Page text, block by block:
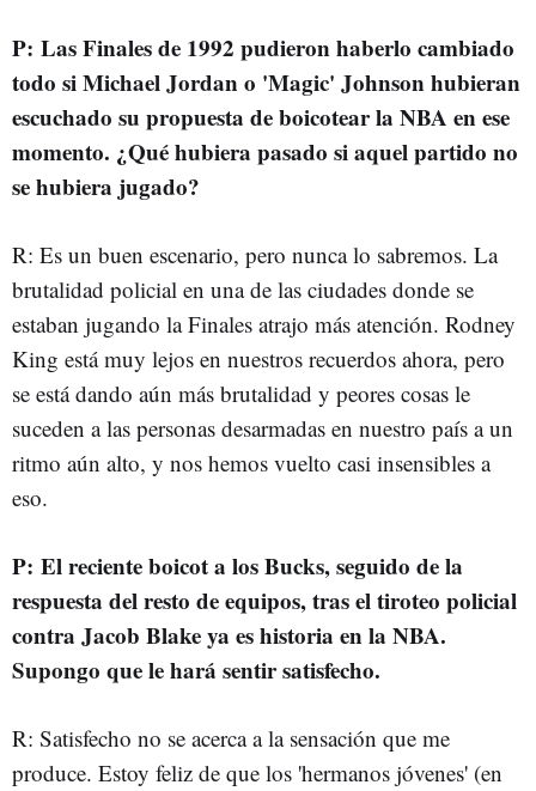
P: Las Finales de 1992 pudieron haberlo cambiado
todo si Michael Jordan o 'Magic' Johnson hubieran
escuchado su propuesta de boicotear la NBA en ese
momento. ¿Qué hubiera pasado si aquel partido no
se hubiera jugado?
R: Es un buen escenario, pero nunca lo sabremos. La
brutalidad policial en una de las ciudades donde se
estaban jugando la Finales atrajo más atención. Rodney
King está muy lejos en nuestros recuerdos ahora, pero
se está dando aún más brutalidad y peores cosas le
suceden a las personas desarmadas en nuestro país a un
ritmo aún alto, y nos hemos vuelto casi insensibles a
eso.
P: El reciente boicot a los Bucks, seguido de la
respuesta del resto de equipos, tras el tiroteo policial
contra Jacob Blake ya es historia en la NBA.
Supongo que le hará sentir satisfecho.
R: Satisfecho no se acerca a la sensación que me
produce. Estoy feliz de que los 'hermanos jóvenes' (en